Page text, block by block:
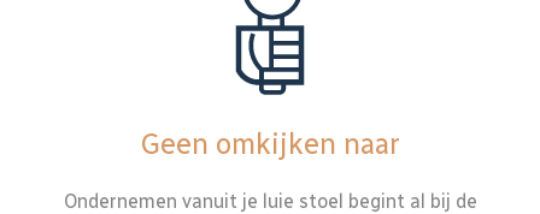
Geen omkijken naar
Ondernemen vanuit je luie stoel begint al bij de